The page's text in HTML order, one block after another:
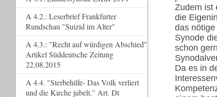
Zudem ist
die
das
Synode
schon
Da es in
A 4.2.: Leserbrief Frankfurter
Rundschau "Suizid im Alter"
A 4.3.: "Recht auf würdigen Abschied"
Artikel Süddeutsche Zeitung
22.08.2015
A 4.4. "Sterbehilfe- Das Volk verliert
und die Kirche jubelt." Art. Dt